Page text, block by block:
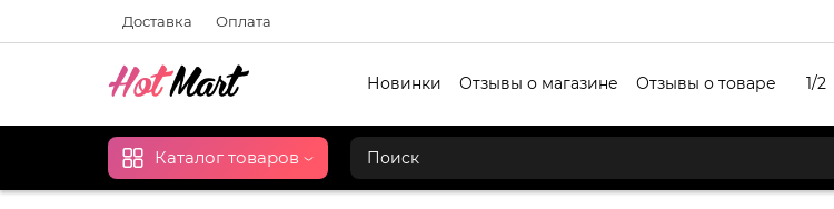
Доставка Оплата
1/2
Новинки Отзывы о магазине Отзывы о товаре
Каталог товаров